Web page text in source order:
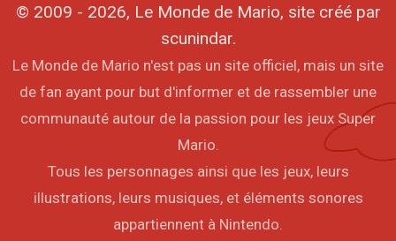
© 2009 - 2026, Le Monde de Mario, site créé par
scunindar.
Le Monde de Mario n'est pas un site officiel, mais un site
de fan ayant pour but d'informer et de rassembler une
communauté autour de la passion pour les jeux Super
Mario.
Tous les personnages ainsi que les jeux, leurs
illustrations, leurs musiques, et éléments sonores
appartiennent à Nintendo.